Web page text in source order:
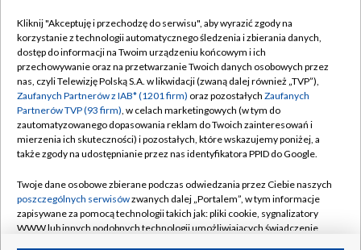
TVP
Abonament TVP
Emisja w TVP
Centrum informacji TVP
Naziemna Telewizja Cyfrowa
Rada Programowa
System NOS
Regulamin TVP
Polityka prywatności
Moje zgody
Pomoc
Kontakt
Kliknij "Akceptuję i przechodzę do serwisu", aby wyrazić zgody na
korzystanie z technologii automatycznego śledzenia i zbierania danych,
dostęp do informacji na Twoim urządzeniu końcowym i ich
przechowywanie oraz na przetwarzanie Twoich danych osobowych przez
nas, czyli Telewizję Polską S.A. w likwidacji (zwaną dalej również „TVP”),
Zaufanych Partnerów z IAB* (1201 firm) oraz pozostałych Zaufanych
Partnerów TVP (93 firm), w celach marketingowych (w tym do
zautomatyzowanego dopasowania reklam do Twoich zainteresowań i
mierzenia ich skuteczności) i pozostałych, które wskazujemy poniżej, a
także zgody na udostępnianie przez nas identyfikatora PPID do Google.
Twoje dane osobowe zbierane podczas odwiedzania przez Ciebie naszych
poszczególnych serwisówzwanych dalej „Portalem”, w tym informacje
zapisywane za pomocą technologii takich jak: pliki cookie, sygnalizatory
WWW lub innych podobnych technologii umożliwiających świadczenie